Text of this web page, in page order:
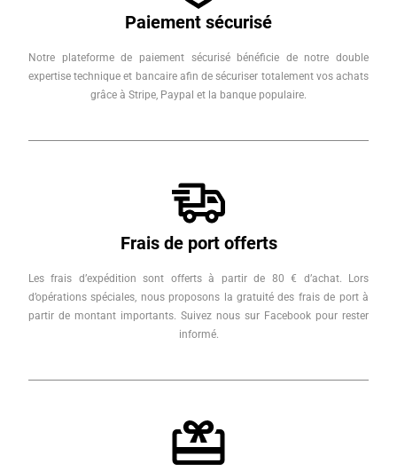
Paiement sécurisé
Notre plateforme de paiement sécurisé bénéficie de notre double
expertise technique et bancaire afin de sécuriser totalement vos achats
grâce à Stripe, Paypal et la banque populaire.
Frais de port offerts
Les frais d’expédition sont offerts à partir de 80 € d’achat. Lors
d’opérations spéciales, nous proposons la gratuité des frais de port à
partir de montant importants. Suivez nous sur Facebook pour rester
informé.